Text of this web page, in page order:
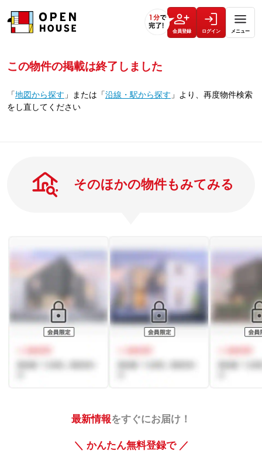
会員登録 ログイン メニュー
この物件の掲載は終了しました
「地図から探す 」 または 「沿線・駅から探す 」 より、再度物件検索
をし直してください
そのほかの物件もみてみる
最新情報をすぐにお届け！
＼ かんたん無料登録で ／